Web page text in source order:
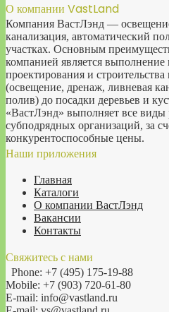
О компании VastLand
Компания ВастЛэнд —
канализация, автоматический
участках. Основным
компанией является
проектирования и
(освещение, дренаж, ливневая
полив) до посадки деревьев и
«ВастЛэнд» выполняет все виды
субподрядных организаций, за
конкурентоспособные цены.
Наши приложения
Главная
Каталоги
О компании ВастЛэнд
Вакансии
Контакты
Свяжитесь с нами
Phone: +7 (495) 175-19-88
Mobile: +7 (903) 720-61-80
E-mail: info@vastland.ru